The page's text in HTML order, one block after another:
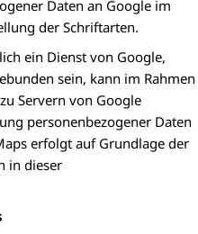
Daten an Google im
der Schriftarten.
ein Dienst von Google,
sein, kann im Rahmen
Servern von Google
personenbezogener Daten
erfolgt auf Grundlage der
in dieser